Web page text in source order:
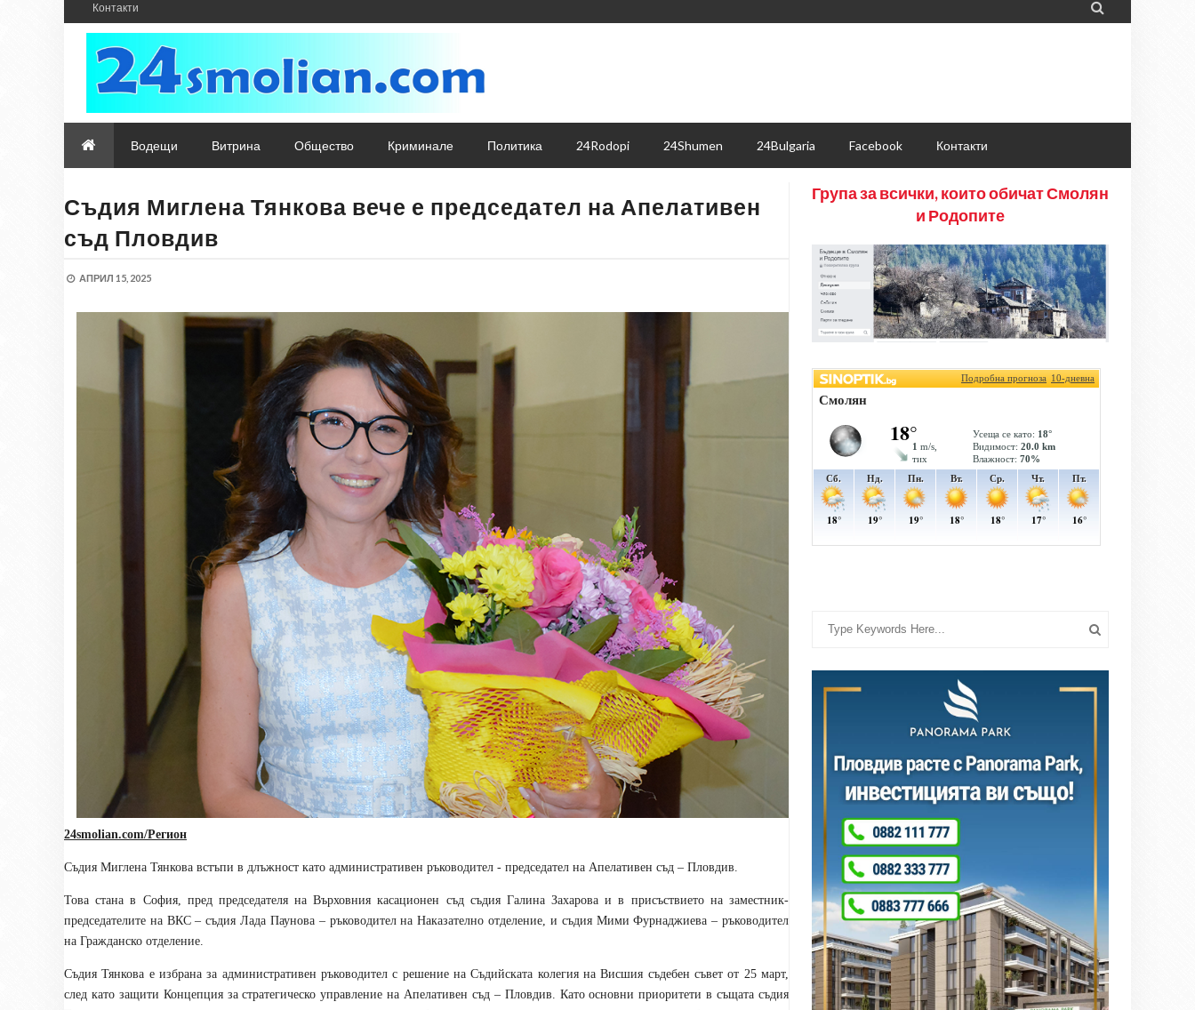
Контакти 
Водещи Витрина Общество Криминале Политика 24Rodopi 24Shumen 24Bulgaria Facebook Контакти
Съдия Миглена Тянкова вече е председател на Апелативен
съд Пловдив
АПРИЛ 15, 2025
24smolian.com/Регион
Съдия Миглена Тянкова встъпи в длъжност като административен ръководител - председател на Апелативен съд – Пловдив.
Това стана в София, пред председателя на Върховния касационен съд съдия Галина Захарова и в присъствието на заместник-
председателите на ВКС – съдия Лада Паунова – ръководител на Наказателно отделение, и съдия Мими Фурнаджиева – ръководител
на Гражданско отделение.
Съдия Тянкова е избрана за административен ръководител с решение на Съдийската колегия на Висшия съдебен съвет от 25 март,
след като защити Концепция за стратегическо управление на Апелативен съд – Пловдив. Като основни приоритети в същата съдия
Група за всички, които обичат Смолян
и Родопите